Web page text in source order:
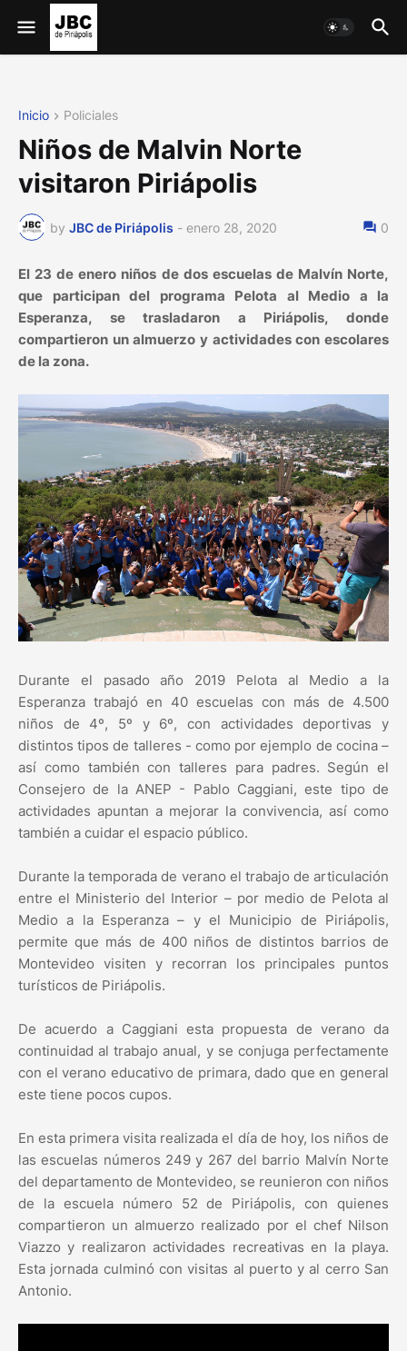
Inicio Policiales
Niños de Malvin Norte
visitaron Piriápolis
by JBC de Piriápolis - enero 28, 2020 0
El 23 de enero niños de dos escuelas de Malvín Norte,
que participan del programa Pelota al Medio a la
Esperanza, se trasladaron a Piriápolis, donde
compartieron un almuerzo y actividades con escolares
de la zona.
Durante el pasado año 2019 Pelota al Medio a la
Esperanza trabajó en 40 escuelas con más de 4.500
niños de 4º, 5º y 6º, con actividades deportivas y
distintos tipos de talleres - como por ejemplo de cocina –
así como también con talleres para padres. Según el
Consejero de la ANEP - Pablo Caggiani, este tipo de
actividades apuntan a mejorar la convivencia, así como
también a cuidar el espacio público.
Durante la temporada de verano el trabajo de articulación
entre el Ministerio del Interior – por medio de Pelota al
Medio a la Esperanza – y el Municipio de Piriápolis,
permite que más de 400 niños de distintos barrios de
Montevideo visiten y recorran los principales puntos
turísticos de Piriápolis.
De acuerdo a Caggiani esta propuesta de verano da
continuidad al trabajo anual, y se conjuga perfectamente
con el verano educativo de primara, dado que en general
este tiene pocos cupos.
En esta primera visita realizada el día de hoy, los niños de
las escuelas números 249 y 267 del barrio Malvín Norte
del departamento de Montevideo, se reunieron con niños
de la escuela número 52 de Piriápolis, con quienes
compartieron un almuerzo realizado por el chef Nilson
Viazzo y realizaron actividades recreativas en la playa.
Esta jornada culminó con visitas al puerto y al cerro San
Antonio.